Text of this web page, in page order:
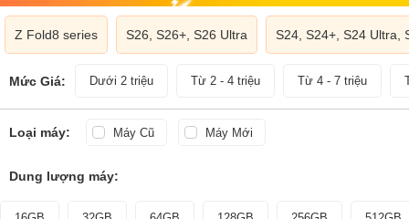
Z Fold8 series S26, S26+, S26 Ultra S24, S24+, S24 Ultra,
Mức Giá: Dưới 2 triệu Từ 2 - 4 triệu Từ 4 - 7 triệu
Loại máy: Máy Cũ Máy Mới
Dung lượng máy: